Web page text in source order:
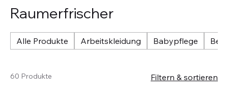
Raumerfrischer
Alle Produkte Arbeitskleidung Babypflege
60 Produkte Filtern & sortieren